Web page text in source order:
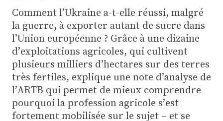
Pommes de terre
Guides pratiques
Chasse
Plus
Abonnez-vous
Comment l’Ukraine a-t-elle réussi, malgré
la guerre, à exporter autant de sucre dans
l’Union européenne ? Grâce à une dizaine
d’exploitations agricoles, qui cultivent
plusieurs milliers d’hectares sur des terres
très fertiles, explique une note d’analyse de
l’ARTB qui permet de mieux comprendre
pourquoi la profession agricole s’est
fortement mobilisée sur le sujet – et se